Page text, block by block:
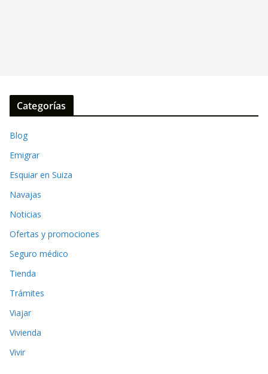
Categorías
Blog
Emigrar
Esquiar en Suiza
Navajas
Noticias
Ofertas y promociones
Seguro médico
Tienda
Trámites
Viajar
Vivienda
Vivir